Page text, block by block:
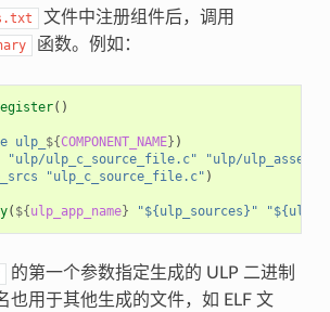
文件中注册组件后，调用
函数。例如：
()
ulp_ ${COMPONENT_NAME} )
"ulp/ulp_c_source_file.c"
"ulp/
"ulp_c_source_file.c" )
( ${ulp_app_name} "${ulp_sources}"
的第一个参数指定生成的 ULP 二进制
也用于其他生成的文件，如 ELF 文